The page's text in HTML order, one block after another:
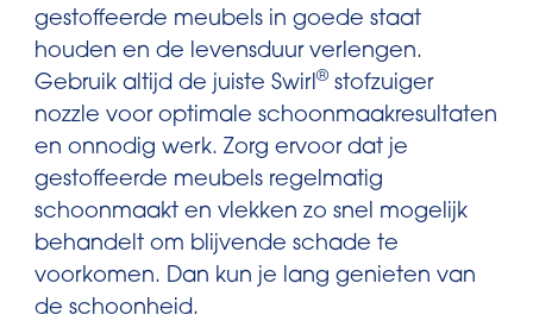
gestoffeerde meubels in goede staat
houden en de levensduur verlengen.
Gebruik altijd de juiste Swirl ® stofzuiger
nozzle voor optimale schoonmaakresultaten
en onnodig werk. Zorg ervoor dat je
gestoffeerde meubels regelmatig
schoonmaakt en vlekken zo snel mogelijk
behandelt om blijvende schade te
voorkomen. Dan kun je lang genieten van
de schoonheid.